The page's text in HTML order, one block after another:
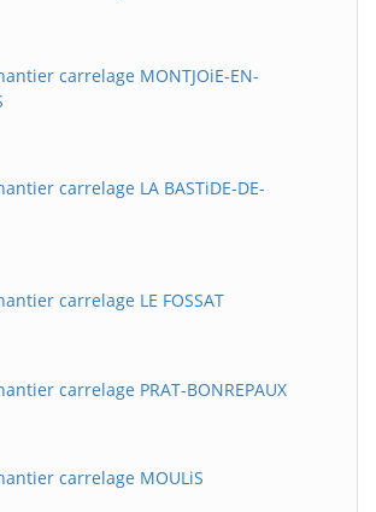
carrelage MONTJOiE-EN-
carrelage LA BASTiDE-DE-
carrelage LE FOSSAT
carrelage PRAT-BONREPAUX
carrelage MOULiS